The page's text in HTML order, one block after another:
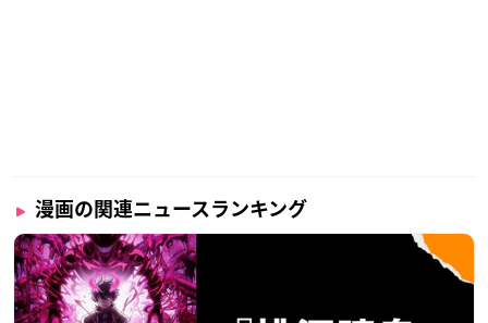
漫画の関連ニュースランキング